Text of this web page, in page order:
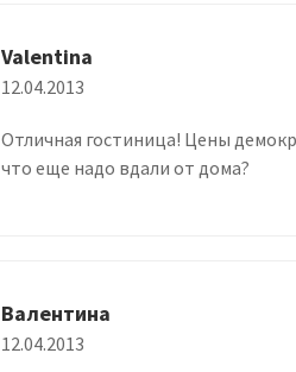
Valentina
12.04.2013
Отличная гостиница! Цены
что еще надо вдали от дома?
Валентина
12.04.2013